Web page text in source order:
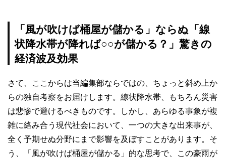
「風が吹けば桶屋が儲かる」ならぬ「線
状降水帯が降れば○○が儲かる？」驚きの
経済波及効果
さて、ここからは当編集部ならではの、ちょっと斜め上か
らの独自考察をお届けします。線状降水帯、もちろん災害
は悲惨で避けるべきものです。しかし、あらゆる事象が複
雑に絡み合う現代社会において、一つの大きな出来事が、
全く予期せぬ分野にまで影響を及ぼすことがあります。そ
う、「風が吹けば桶屋が儲かる」的な思考で、この豪雨が